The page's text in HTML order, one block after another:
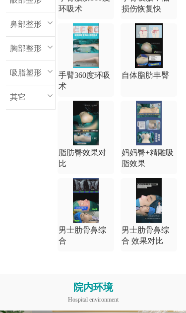
鼻部整形
胸部整形
吸脂塑形
其它
环吸术
损伤恢复快
手臂360度环吸
术
自体脂肪丰臀
脂肪臀效果对
比
妈妈臀+精雕吸
脂效果
男士肋骨鼻综
合
男士肋骨鼻综
合 效果对比
院内环境
Hospital environment